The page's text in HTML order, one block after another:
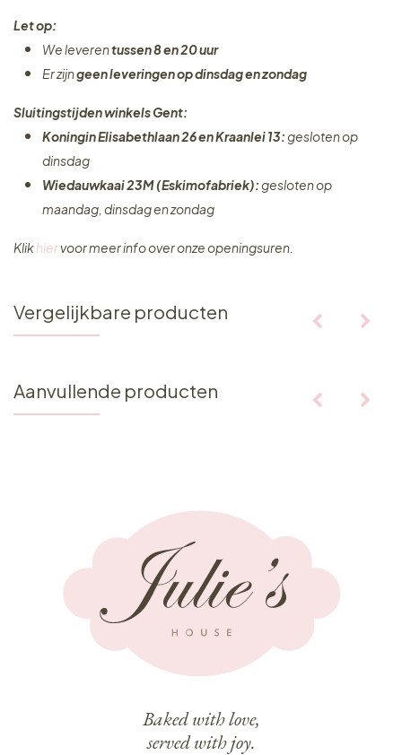
Let op:
We leverentussen 8 en 20 uur
Er zijngeen leveringenop dinsdag en zondag
Sluitingstijden winkels Gent:
Koningin Elisabethlaan 26 en Kraanlei 13:gesloten op
dinsdag
Wiedauwkaai 23M (Eskimofabriek):gesloten op
maandag, dinsdag en zondag
Klikhiervoor meer info over onze openingsuren.
Vergelijkbare producten
Aanvullende producten
Baked with love,
served with joy.